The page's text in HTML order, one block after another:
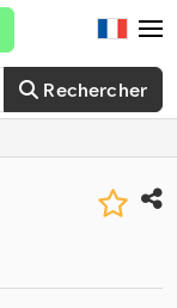
Rechercher